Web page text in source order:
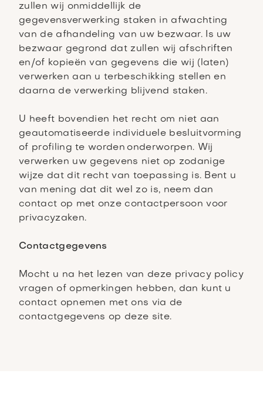
zullen wij onmiddellijk de
gegevensverwerking staken in afwachting
van de afhandeling van uw bezwaar. Is uw
bezwaar gegrond dat zullen wij afschriften
en/of kopieën van gegevens die wij (laten)
verwerken aan u terbeschikking stellen en
daarna de verwerking blijvend staken.
U heeft bovendien het recht om niet aan
geautomatiseerde individuele besluitvorming
of profiling te worden onderworpen. Wij
verwerken uw gegevens niet op zodanige
wijze dat dit recht van toepassing is. Bent u
van mening dat dit wel zo is, neem dan
contact op met onze contactpersoon voor
privacyzaken.
Contactgegevens
Mocht u na het lezen van deze privacy policy
vragen of opmerkingen hebben, dan kunt u
contact opnemen met ons via de
contactgegevens op deze site.